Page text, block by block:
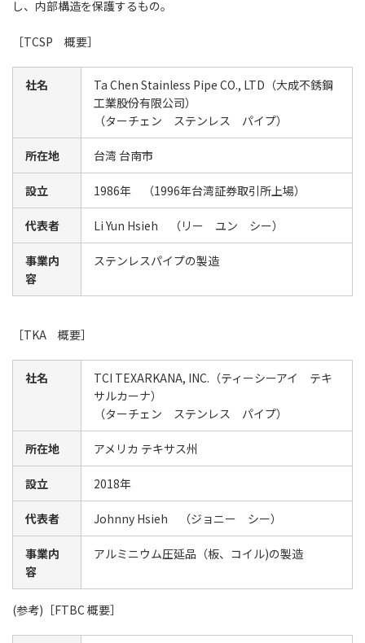
し、内部構造を保護するもの。
［TCSP 概要］
社名
Ta Chen Stainless Pipe CO., LTD（大成不銹鋼
工業股份有限公司）
（ターチェン ステンレス パイプ）
所在地 台湾 台南市
設立 1986年 （1996年台湾証券取引所上場）
代表者 Li Yun Hsieh （リー ユン シー）
事業内
容
ステンレスパイプの製造
［TKA 概要］
社名
TCI TEXARKANA, INC.（ティーシーアイ テキ
サルカーナ）
（ターチェン ステンレス パイプ）
所在地 アメリカ テキサス州
設立 2018年
代表者 Johnny Hsieh （ジョニー シー）
事業内
容
アルミニウム圧延品（板、コイル)の製造
(参考)［FTBC 概要］